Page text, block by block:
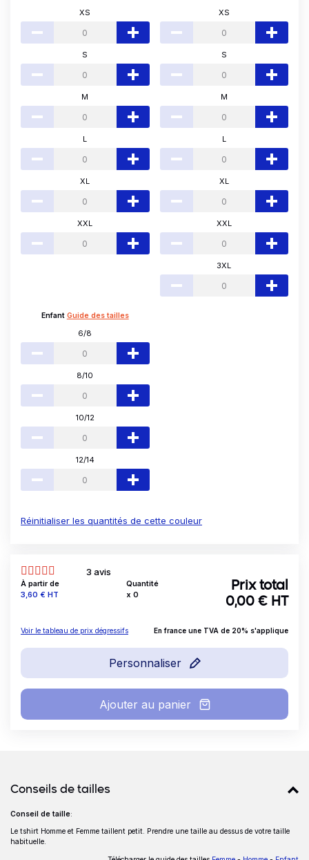
XS
S
M
L
XL
XXL
XS
S
M
L
XL
XXL
3XL
Enfant Guide des tailles
6/8
8/10
10/12
12/14
Réinitialiser les quantités de cette couleur
3 avis
À partir de
Prix
3,60 € HT
Quantité
x 0
Prix total
0,00 € HT
Voir le tableau de prix dégressifs En france une TVA de 20% s'applique
Personnaliser
Ajouter au panier
Détails produits
Conseils de tailles
Conseils de tailles
Conseil de taille:
Le tshirt Homme et Femme taillent petit. Prendre une taille au dessus de votre taille
habituelle.